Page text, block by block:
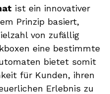
ist ein innovativer
Prinzip basiert,
von zufällig
eine bestimmte
bietet somit
für Kunden, ihren
Erlebnis zu